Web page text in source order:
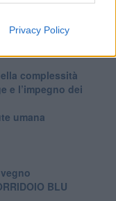
Privacy Policy
complessità
e l’impegno dei
umana
BLU